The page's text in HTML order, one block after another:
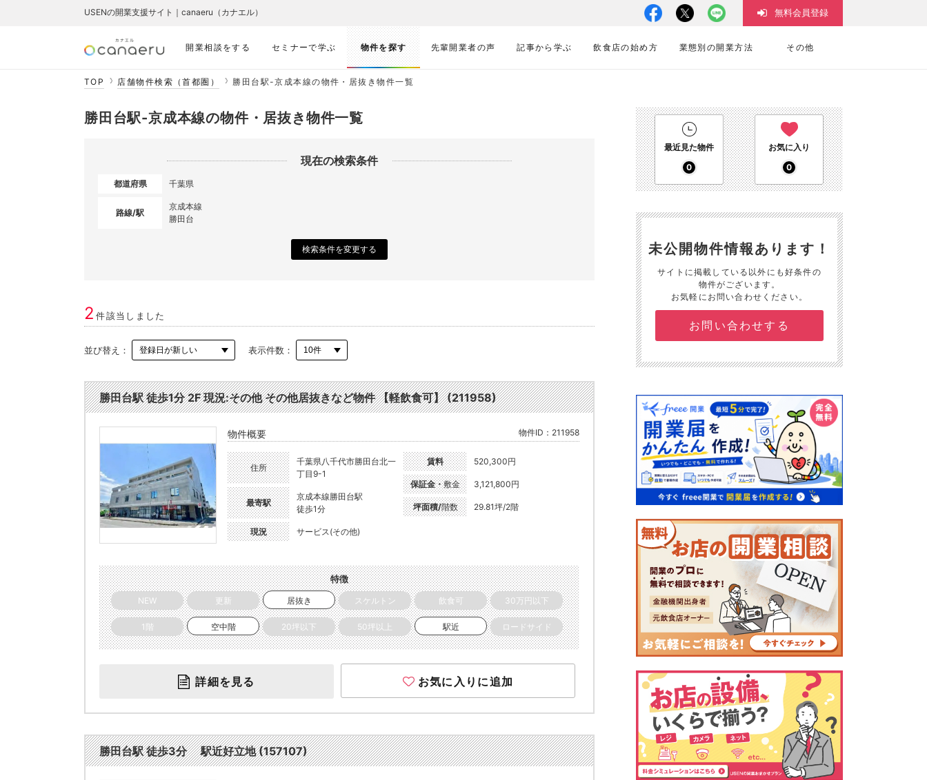
開業相談をする セミナーで学ぶ 物件を探す 先輩開業者の声 記事から学ぶ 飲食店の始め方 業態別の開業方法 その他
USENの開業支援サイト｜canaeru（カナエル） 無料会員登録
TOP 店舗物件検索（首都圏） 勝田台駅-京成本線の物件・居抜き物件一覧
勝田台駅-京成本線の物件・居抜き物件一覧
現在の検索条件
都道府県 千葉県
路線/駅
京成本線
勝田台
検索条件を変更する
2件該当しました
並び替え： 表示件数：
勝田台駅 徒歩1分 2F 現況:その他 その他居抜きなど物件 【軽飲食可】 (211958)
物件概要 物件ID：211958
住所
千葉県八千代市勝田台北一
丁目9-1
最寄駅
京成本線勝田台駅
徒歩1分
現況 サービス(その他)
賃料 520,300円
保証金・敷金 3,121,800円
坪面積/階数 29.81坪/2階
特徴
NEW 更新 居抜き スケルトン 飲食可 30万円以下
1階 空中階 20坪以下 50坪以上 駅近 ロードサイド
詳細を見る お気に入りに追加
勝田台駅 徒歩3分 駅近好立地 (157107)
最近見た物件
0
お気に入り
0
未公開物件情報あります！
サイトに掲載している以外にも好条件の
物件がございます。
お気軽にお問い合わせください。
お問い合わせする